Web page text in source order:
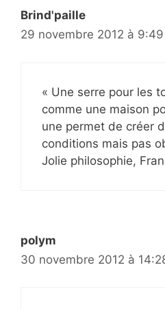
Brind'paille
29 novembre 2012 à 9:49
« Une serre pour les
comme une maison
une permet de créer
conditions mais pas
Jolie philosophie,
polym
30 novembre 2012 à